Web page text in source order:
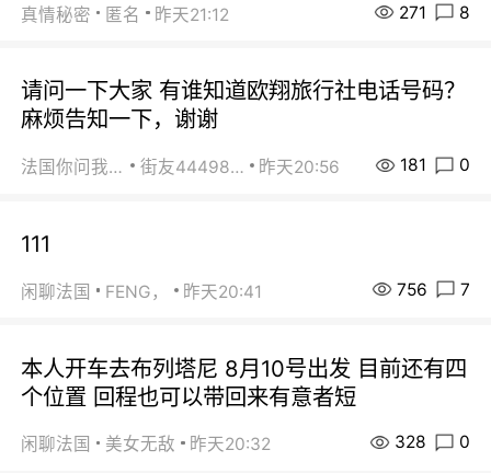
真情秘密 匿名 昨天21:12 271 8
请问一下大家 有谁知道欧翔旅行社电话号码？
麻烦告知一下，谢谢
法国你问我答 街友44498484 昨天20:56 181 0
111
闲聊法国 FENG， 昨天20:41 756 7
本人开车去布列塔尼 8月10号出发 目前还有四
个位置 回程也可以带回来有意者短
闲聊法国 美女无敌 昨天20:32 328 0